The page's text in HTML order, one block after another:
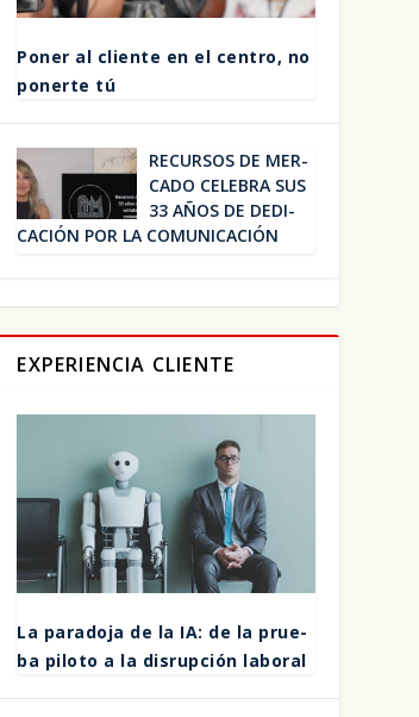
Poner al clien­te en el cen­tro, no
poner­te tú
RECUR­SOS DE MER­
CA­DO CELE­BRA SUS
33 AÑOS DE DEDI­
CA­CIÓN POR LA COMU­NI­CA­CIÓN
EXPERIENCIA CLIENTE
La para­do­ja de la IA: de la prue­
ba pilo­to a la dis­rup­ción labo­ral